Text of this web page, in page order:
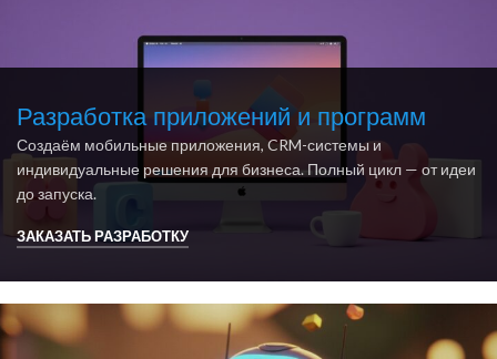
Разработка приложений и программ
Создаём мобильные приложения, CRM-системы и
индивидуальные решения для бизнеса. Полный цикл — от идеи
до запуска.
ЗАКАЗАТЬ РАЗРАБОТКУ